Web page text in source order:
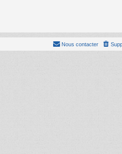
Nous contacter